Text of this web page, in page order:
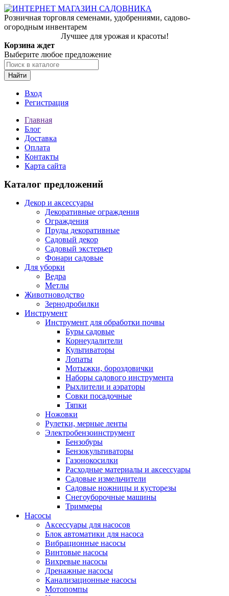
Розничная торговля семенами, удобрениями, садово-
огородным инвентарем
Лучшее для урожая и красоты!
Корзина ждет
Выберите любое предложение
Найти
Вход
Регистрация
Главная
Блог
Доставка
Оплата
Контакты
Карта сайта
Каталог предложений
Декор и аксессуары
Декоративные ограждения
Ограждения
Пруды декоративные
Садовый декор
Садовый экстерьер
Фонари садовые
Для уборки
Ведра
Метлы
Животноводство
Зернодробилки
Инструмент
Инструмент для обработки почвы
Буры садовые
Корнеудалители
Культиваторы
Лопаты
Мотыжки, бороздовички
Наборы садового инструмента
Рыхлители и аэраторы
Совки посадочные
Тяпки
Ножовки
Рулетки, мерные ленты
Электробензоинструмент
Бензобуры
Бензокультиваторы
Газонокосилки
Расходные материалы и аксессуары
Садовые измельчители
Садовые ножницы и кусторезы
Снегоуборочные машины
Триммеры
Насосы
Аксессуары для насосов
Блок автоматики для насоса
Вибрационные насосы
Винтовые насосы
Вихревые насосы
Дренажные насосы
Канализационные насосы
Мотопомпы